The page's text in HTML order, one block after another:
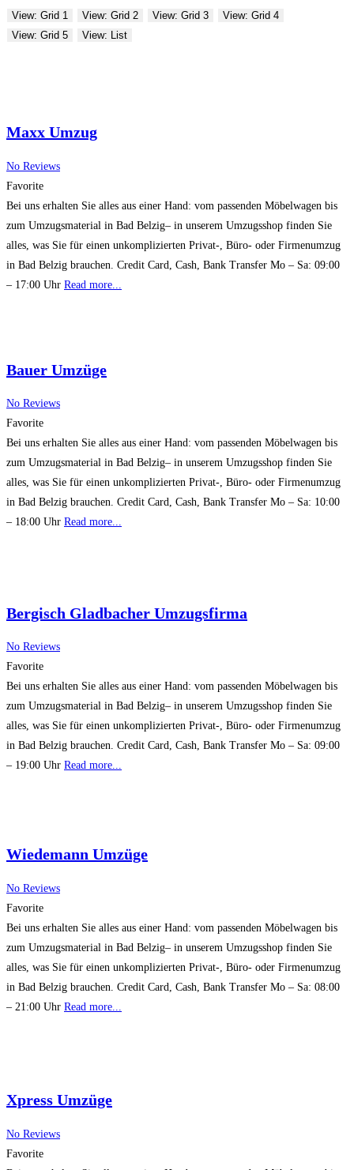
View: Grid 1 View: Grid 2 View: Grid 3
View: Grid 4
View: Grid 5
View: List
Maxx Umzug
No Reviews
Favorite
Bei uns erhalten Sie alles aus einer Hand: vom passenden Möbelwagen bis
zum Umzugsmaterial in Bad Belzig– in unserem Umzugsshop finden Sie
alles, was Sie für einen unkomplizierten Privat-, Büro- oder Firmenumzug
in Bad Belzig brauchen. Credit Card, Cash, Bank Transfer Mo – Sa: 09:00
– 17:00 Uhr Read more...
Bauer Umzüge
No Reviews
Favorite
Bei uns erhalten Sie alles aus einer Hand: vom passenden Möbelwagen bis
zum Umzugsmaterial in Bad Belzig– in unserem Umzugsshop finden Sie
alles, was Sie für einen unkomplizierten Privat-, Büro- oder Firmenumzug
in Bad Belzig brauchen. Credit Card, Cash, Bank Transfer Mo – Sa: 10:00
– 18:00 Uhr Read more...
Bergisch Gladbacher Umzugsfirma
No Reviews
Favorite
Bei uns erhalten Sie alles aus einer Hand: vom passenden Möbelwagen bis
zum Umzugsmaterial in Bad Belzig– in unserem Umzugsshop finden Sie
alles, was Sie für einen unkomplizierten Privat-, Büro- oder Firmenumzug
in Bad Belzig brauchen. Credit Card, Cash, Bank Transfer Mo – Sa: 09:00
– 19:00 Uhr Read more...
Wiedemann Umzüge
No Reviews
Favorite
Bei uns erhalten Sie alles aus einer Hand: vom passenden Möbelwagen bis
zum Umzugsmaterial in Bad Belzig– in unserem Umzugsshop finden Sie
alles, was Sie für einen unkomplizierten Privat-, Büro- oder Firmenumzug
in Bad Belzig brauchen. Credit Card, Cash, Bank Transfer Mo – Sa: 08:00
– 21:00 Uhr Read more...
Xpress Umzüge
No Reviews
Favorite